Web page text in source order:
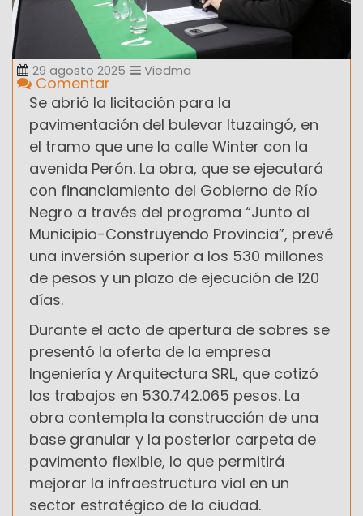
29 agosto 2025 Viedma
Comentar
Se abrió la licitación para la
pavimentación del bulevar Ituzaingó, en
el tramo que une la calle Winter con la
avenida Perón. La obra, que se ejecutará
con financiamiento del Gobierno de Río
Negro a través del programa “Junto al
Municipio-Construyendo Provincia”, prevé
una inversión superior a los 530 millones
de pesos y un plazo de ejecución de 120
días.
Durante el acto de apertura de sobres se
presentó la oferta de la empresa
Ingeniería y Arquitectura SRL, que cotizó
los trabajos en 530.742.065 pesos. La
obra contempla la construcción de una
base granular y la posterior carpeta de
pavimento flexible, lo que permitirá
mejorar la infraestructura vial en un
sector estratégico de la ciudad.